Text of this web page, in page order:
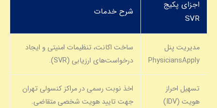
اجزای پکیج
SVR
شرح خدمات
مدیریت پنل
PhysiciansApply
ساخت اکانت، تنظیمات امنیتی و ایجاد
درخواست‌های ارزیابی (SVR).
تسهیل احراز
هویت (IDV)
اخذ نوبت رسمی در مراکز کنسولی تهران
جهت تایید هویت شخصی متقاضی.